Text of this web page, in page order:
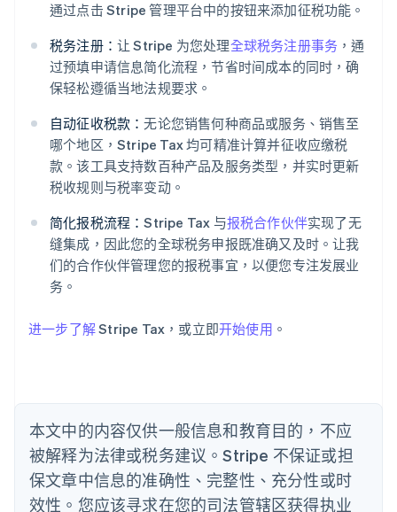
通过点击 Stripe 管理平台中的按钮来添加征税功能。
税务注册： 让 Stripe 为您处理全球税务注册事务 ，通
过预填申请信息简化流程，节省时间成本的同时，确
保轻松遵循当地法规要求。
自动征收税款：无论您销售何种商品或服务、销售至
哪个地区，Stripe Tax 均可精准计算并征收应缴税
款。该工具支持数百种产品及服务类型，并实时更新
税收规则与税率变动。
简化报税流程：Stripe Tax 与报税合作伙伴实现了无
缝集成，因此您的全球税务申报既准确又及时。让我
们的合作伙伴管理您的报税事宜，以便您专注发展业
务。
进一步了解Stripe Tax，或立即开始使用 。
本文中的内容仅供一般信息和教育目的，不应
被解释为法律或税务建议。Stripe 不保证或担
保文章中信息的准确性、完整性、充分性或时
效性。您应该寻求在您的司法管辖区获得执业
阿联酋
English
爱尔兰
English
English
奥地利
Deutsch English
澳大利亚
English
PortuguêsEnglish
English
丹麦
English
德国
DeutschEnglish